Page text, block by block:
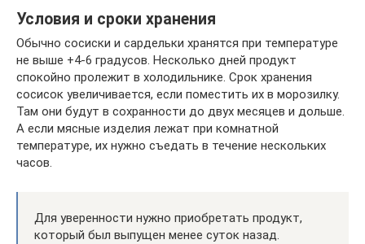
Условия и сроки хранения
Обычно сосиски и сардельки хранятся при температуре
не выше +4-6 градусов. Несколько дней продукт
спокойно пролежит в холодильнике. Срок хранения
сосисок увеличивается, если поместить их в морозилку.
Там они будут в сохранности до двух месяцев и дольше.
А если мясные изделия лежат при комнатной
температуре, их нужно съедать в течение нескольких
часов.
Для уверенности нужно приобретать продукт,
который был выпущен менее суток назад.